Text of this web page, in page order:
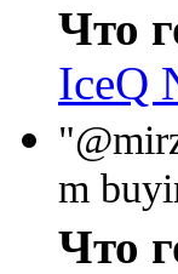
Что
IceQ
m
Что